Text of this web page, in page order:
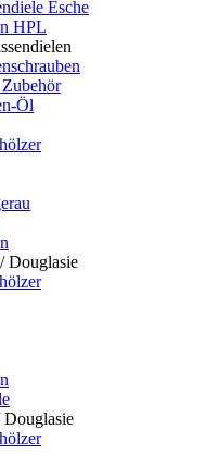
Esche
HPL
Öl
Douglasie
Douglasie